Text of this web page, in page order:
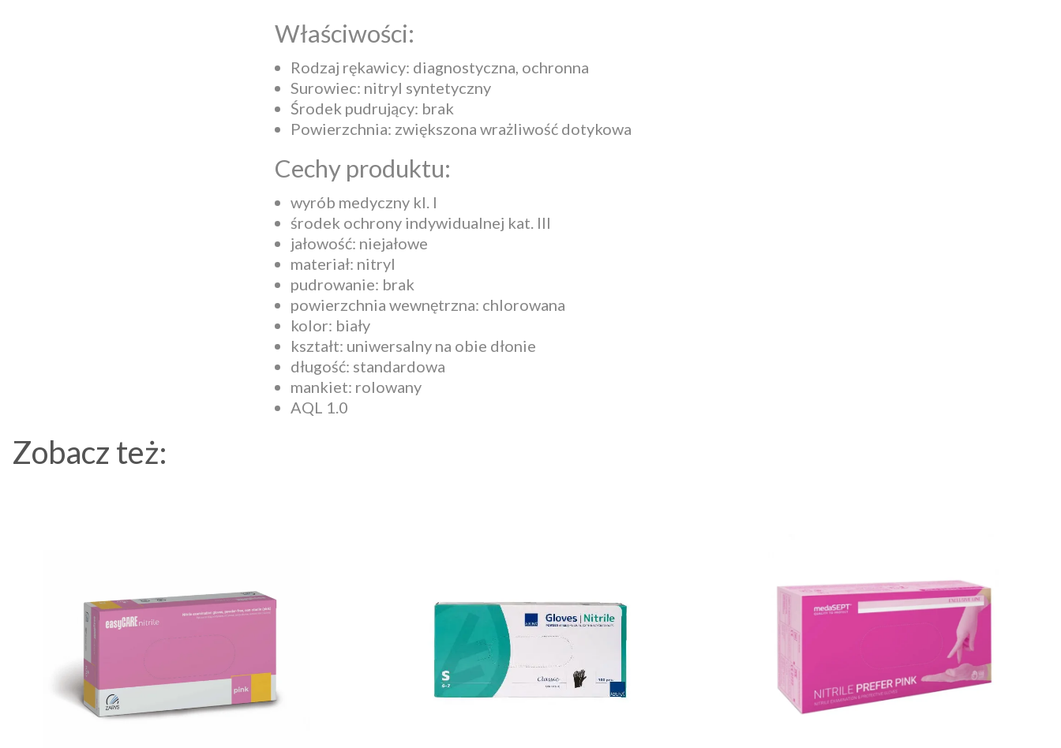
Właściwości:
Rodzaj rękawicy: diagnostyczna, ochronna
Surowiec: nitryl syntetyczny
Środek pudrujący: brak
Powierzchnia: zwiększona wrażliwość dotykowa
Cechy produktu:
wyrób medyczny kl. I
środek ochrony indywidualnej kat. III
jałowość: niejałowe
materiał: nitryl
pudrowanie: brak
powierzchnia wewnętrzna: chlorowana
kolor: biały
kształt: uniwersalny na obie dłonie
długość: standardowa
mankiet: rolowany
AQL 1.0
Zobacz też: